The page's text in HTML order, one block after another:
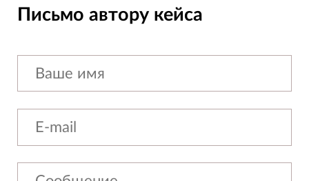
Письмо автору кейса